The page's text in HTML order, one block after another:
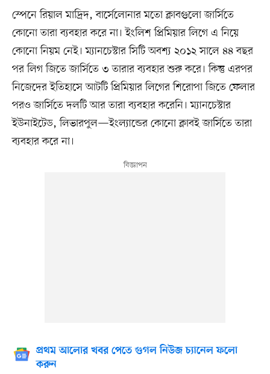
স্পেনে রিয়াল মাদ্রিদ, বার্সেলোনার মতো ক্লাবগুলো জার্সিতে
কোনো তারা ব্যবহার করে না। ইংলিশ প্রিমিয়ার লিগে এ নিয়ে
কোনো নিয়ম নেই। ম্যানচেস্টার সিটি অবশ্য ২০১২ সালে ৪৪ বছর
পর লিগ জিতে জার্সিতে ৩ তারার ব্যবহার শুরু করে। কিন্তু এরপর
নিজেদের ইতিহাসে আটটি প্রিমিয়ার লিগের শিরোপা জিতে ফেলার
পরও জার্সিতে দলটি আর তারা ব্যবহার করেনি। ম্যানচেস্টার
ইউনাইটেড, লিভারপুল—ইংল্যান্ডের কোনো ক্লাবই জার্সিতে তারা
ব্যবহার করে না।
প্রথম আলোর খবর পেতে গুগল নিউজ চ্যানেল ফলো
করুন